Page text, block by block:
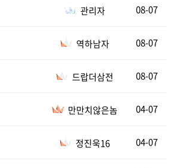
관리자 08-07
역하남자 08-07
드랍더삼전 08-07
만만치않은놈 04-07
정진욱16 04-07